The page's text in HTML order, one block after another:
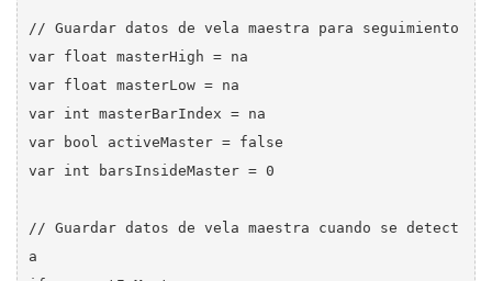
// Guardar datos de vela maestra para seguimiento
var float masterHigh = na
var float masterLow = na
var int masterBarIndex = na
var bool activeMaster = false
var int barsInsideMaster = 0
// Guardar datos de vela maestra cuando se detect
a